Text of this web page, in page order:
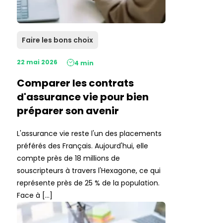
Faire les bons choix
22 mai 2026 4 min
Comparer les contrats
d'assurance vie pour bien
préparer son avenir
L'assurance vie reste l'un des placements
préférés des Français. Aujourd'hui, elle
compte près de 18 millions de
souscripteurs à travers l'Hexagone, ce qui
représente près de 25 % de la population.
Face à […]